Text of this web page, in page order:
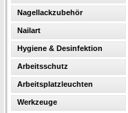
Nagellackzubehör
Nailart
Hygiene & Desinfektion
Arbeitsschutz
Arbeitsplatzleuchten
Werkzeuge